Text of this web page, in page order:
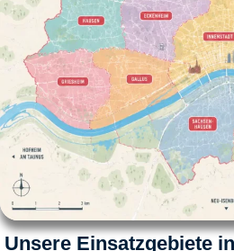
Unsere Einsatzgebiete